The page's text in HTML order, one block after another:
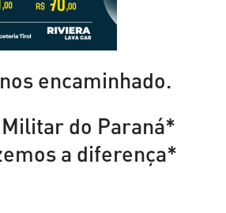
encaminhado.
do Paraná*
a diferença*